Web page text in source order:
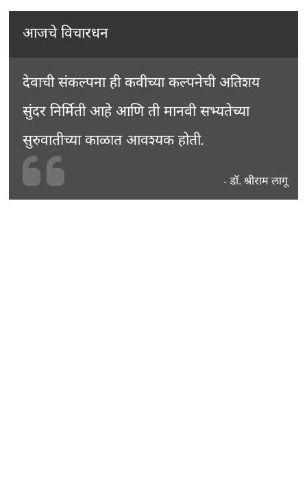
आजचे विचारधन
देवाची संकल्पना ही कवीच्या कल्पनेची अतिशय
सुंदर निर्मिती आहे आणि ती मानवी सभ्यतेच्या
सुरुवातीच्या काळात आवश्यक होती.
- डॉ. श्रीराम लागू